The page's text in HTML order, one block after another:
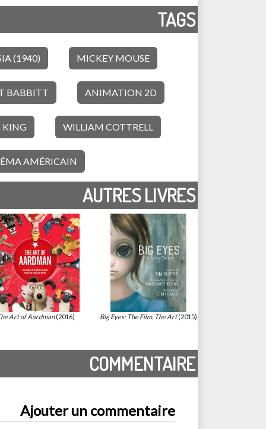
TAGS
(1940) MICKEY MOUSE
BABBITT ANIMATION 2D
KING WILLIAM COTTRELL
AMÉRICAIN
AUTRES LIVRES
Art of Aardman(2016) Big Eyes: The Film, The Art(2015)
COMMENTAIRE
Ajouter un commentaire